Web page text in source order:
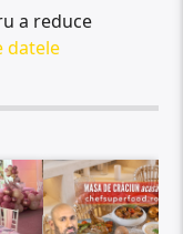
a reduce
datele